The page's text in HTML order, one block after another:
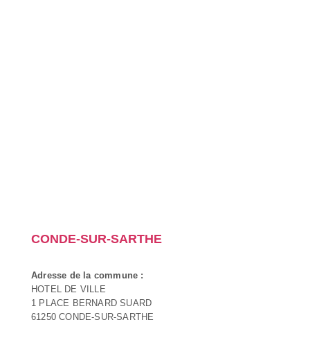
CONDE-SUR-SARTHE
Adresse de la commune :
HOTEL DE VILLE
1 PLACE BERNARD SUARD
61250 CONDE-SUR-SARTHE